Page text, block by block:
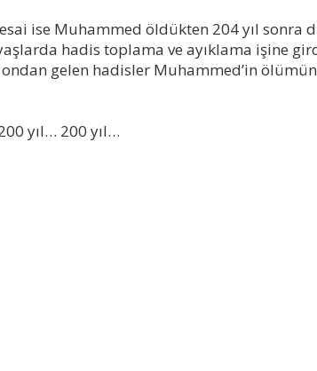
ise Muhammed öldükten 204 yıl sonra
hadis toplama ve ayıklama işine
gelen hadisler Muhammed’in
yıl… 200 yıl…